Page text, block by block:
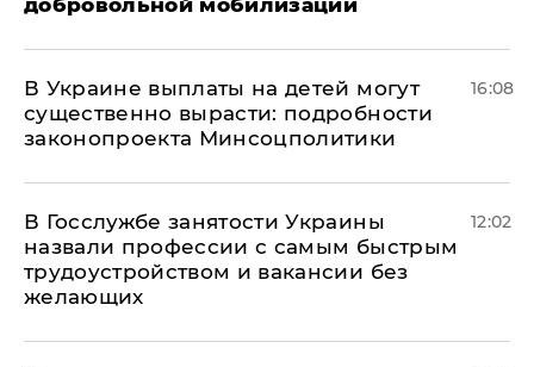
добровольной мобилизации
В Украине выплаты на детей могут
существенно вырасти: подробности
законопроекта Минсоцполитики
16:08
В Госслужбе занятости Украины
назвали профессии с самым быстрым
трудоустройством и вакансии без
желающих
12:02